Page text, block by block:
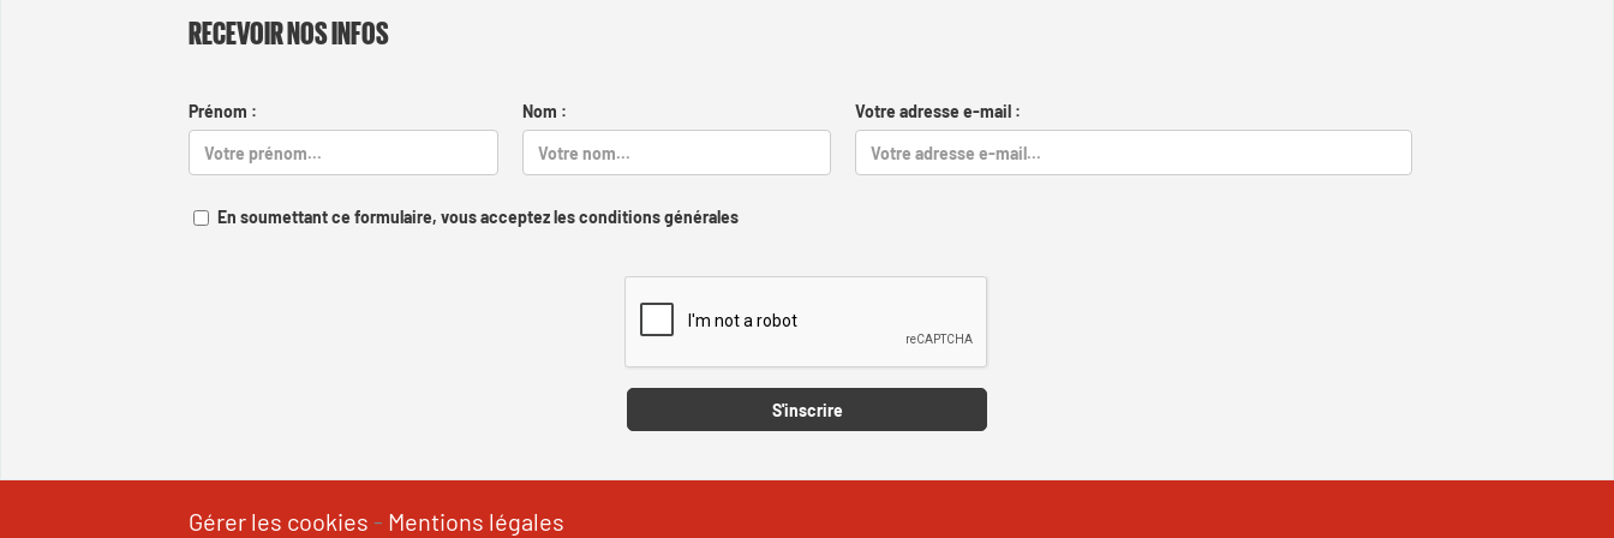
RECEVOIR NOS INFOS
Prénom : Nom : Votre adresse e-mail :
En soumettant ce formulaire, vous acceptez les conditions générales
S'inscrire
Gérer les cookies - Mentions légales